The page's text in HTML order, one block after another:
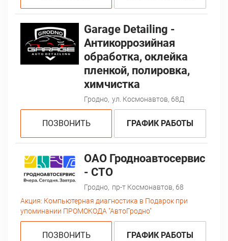
Garage Detailing -
Антикоррозийная
обработка, оклейка
пленкой, полировка,
химчистка
Гродно, ул. Космонавтов, 68Д
ПОЗВОНИТЬ ГРАФИК РАБОТЫ
ОАО Гродноавтосервис
- СТО
Гродно, пр-т Космонавтов, 68
Акция: Компьютерная диагностика в Подарок при
упоминании ПРОМОКОДА "АвтоГродно"
ПОЗВОНИТЬ ГРАФИК РАБОТЫ